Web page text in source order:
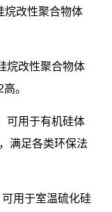
烷改性聚合物体
烷改性聚合物体
。
可用于有机硅体
满足各类环保法
用于室温硫化硅